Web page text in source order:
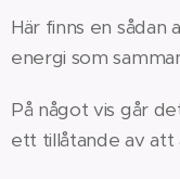
Här finns en sådan
energi som
På något vis går
ett tillåtande av att